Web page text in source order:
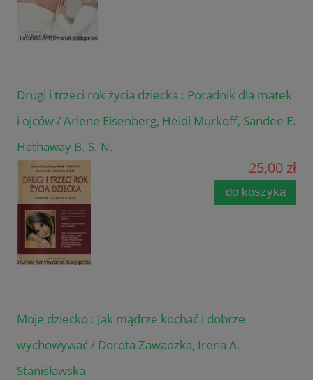
Drugi i trzeci rok życia dziecka : Poradnik dla matek
i ojców / Arlene Eisenberg, Heidi Murkoff, Sandee E.
Hathaway B. S. N.
25,00 zł
do koszyka
Moje dziecko : Jak mądrze kochać i dobrze
wychowywać / Dorota Zawadzka, Irena A.
Stanisławska